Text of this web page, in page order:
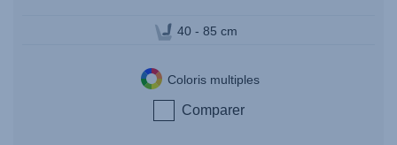
40 - 85 cm
Coloris multiples
Comparer